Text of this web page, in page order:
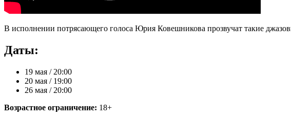
В исполнении потрясающего голоса Юрия Ковешникова прозвучат такие
Даты:
19 мая / 20:00
20 мая / 19:00
26 мая / 20:00
Возрастное ограничение: 18+